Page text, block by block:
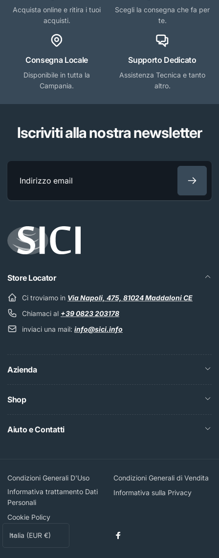
Acquista online e ritira i tuoi
acquisti.
Scegli la consegna che fa per
te.
Consegna Locale
Disponibile in tutta la
Campania.
Supporto Dedicato
Assistenza Tecnica e tanto
altro.
Iscriviti alla nostra newsletter
Indirizzo
Store Locator
Ci troviamo in Via Napoli, 475, 81024 Maddaloni CE
Chiamaci al +39 0823 203178
inviaci una mail: info@sici.info
Azienda
Shop
Aiuto e Contatti
Condizioni Generali D'Uso
Condizioni Generali di Vendita
Informativa trattamento Dati
Personali
Informativa sulla Privacy
Cookie Policy
P
Italia (EUR €)
Facebook